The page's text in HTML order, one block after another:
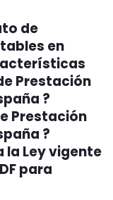
de
en
Prestación
?
Prestación
?
la Ley vigente
para